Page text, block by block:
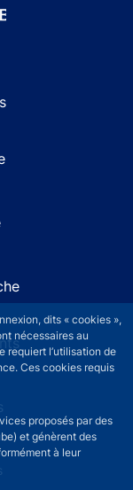
dits « cookies »,
nécessaires au
requiert l’utilisation de
Ces cookies requis
proposés par des
et génèrent des
à leur